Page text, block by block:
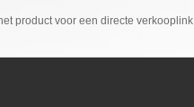
product voor een directe verkooplink.